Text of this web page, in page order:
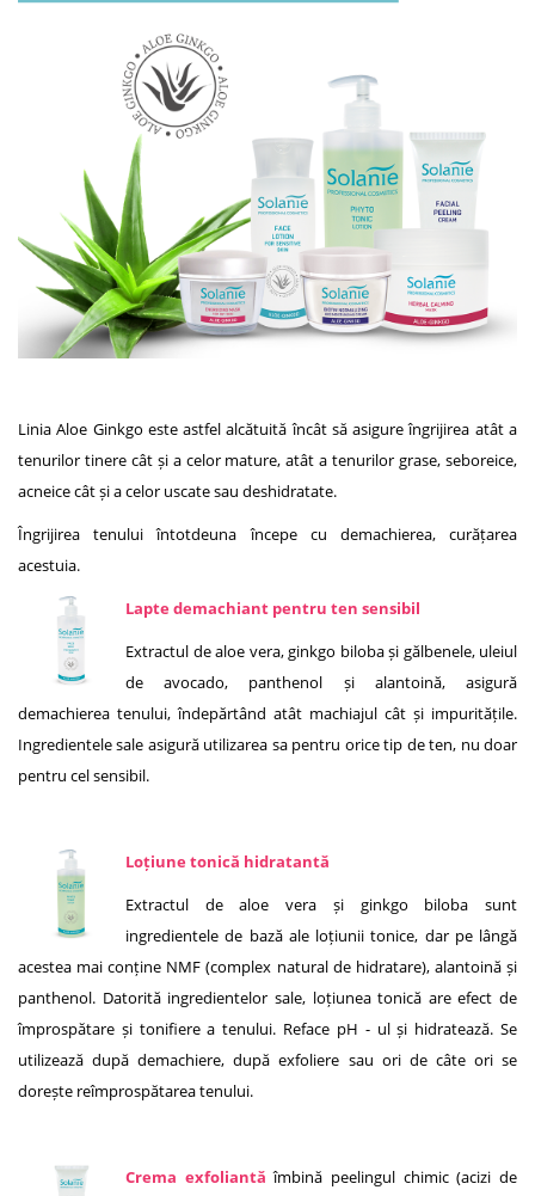
Linia Aloe Ginkgo este astfel alcătuită încât să asigure îngrijirea atât a
tenurilor tinere cât și a celor mature, atât a tenurilor grase, seboreice,
acneice cât și a celor uscate sau deshidratate.
Îngrijirea tenului întotdeuna începe cu demachierea, curățarea
acestuia.
Lapte demachiant pentru ten sensibil
Extractul de aloe vera, ginkgo biloba și gălbenele, uleiul
de avocado, panthenol și alantoină, asigură
demachierea tenului, îndepărtând atât machiajul cât și impuritățile.
Ingredientele sale asigură utilizarea sa pentru orice tip de ten, nu doar
pentru cel sensibil.
Loțiune tonică hidratantă
Extractul de aloe vera și ginkgo biloba sunt
ingredientele de bază ale loțiunii tonice, dar pe lângă
acestea mai conține NMF (complex natural de hidratare), alantoină și
panthenol. Datorită ingredientelor sale, loțiunea tonică are efect de
împrospătare și tonifiere a tenului. Reface pH - ul și hidratează. Se
utilizează după demachiere, după exfoliere sau ori de câte ori se
dorește reîmprospătarea tenului.
Crema exfoliantă îmbină peelingul chimic (acizi de